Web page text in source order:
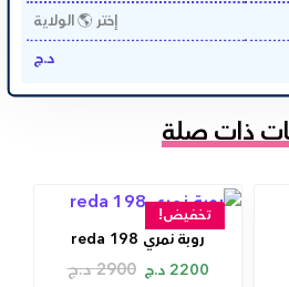
إختر 🌎 الولاية
د.ج
ذات صلة
تخفيض!
روبة نمري reda 198
2200 د.ج 2900د.ج